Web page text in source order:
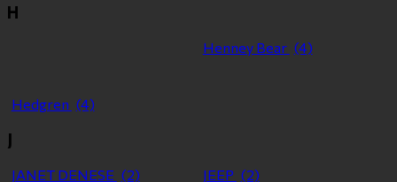
H
Hedgren (4)
Henney Bear (4)
J
JANET DENESE (2) JEEP (2)